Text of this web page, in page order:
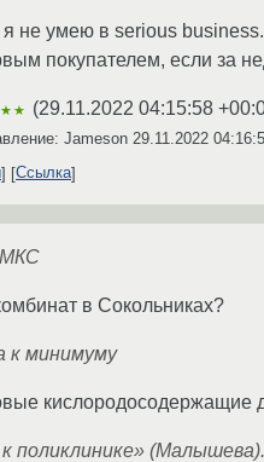
не умею в serious
покупателем, если за
(29.11.2022 04:15:58
Jameson 29.11.2022
Ссылка
МКС
в Сокольниках?
к минимуму
кислородосодержащие
поликлинике» (Малышева).